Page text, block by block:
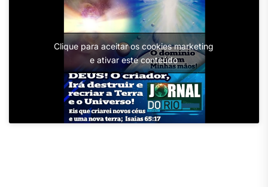
Clique para aceitar os cookies marketing
e ativar este conteúdo